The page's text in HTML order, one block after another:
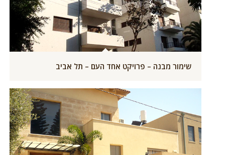
שימור מבנה – פרויקט אחד העם – תל אביב